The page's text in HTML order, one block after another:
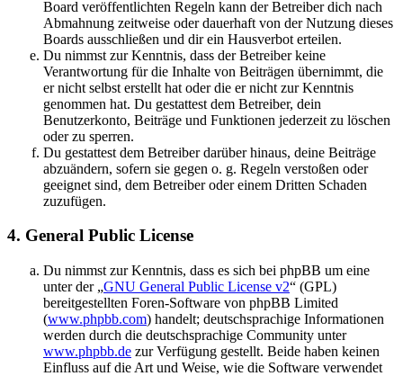
Board veröffentlichten Regeln kann der Betreiber dich nach
Abmahnung zeitweise oder dauerhaft von der Nutzung dieses
Boards ausschließen und dir ein Hausverbot erteilen.
Du nimmst zur Kenntnis, dass der Betreiber keine
Verantwortung für die Inhalte von Beiträgen übernimmt, die
er nicht selbst erstellt hat oder die er nicht zur Kenntnis
genommen hat. Du gestattest dem Betreiber, dein
Benutzerkonto, Beiträge und Funktionen jederzeit zu löschen
oder zu sperren.
Du gestattest dem Betreiber darüber hinaus, deine Beiträge
abzuändern, sofern sie gegen o. g. Regeln verstoßen oder
geeignet sind, dem Betreiber oder einem Dritten Schaden
zuzufügen.
4. General Public License
Du nimmst zur Kenntnis, dass es sich bei phpBB um eine
unter der „GNU General Public License v2“ (GPL)
bereitgestellten Foren-Software von phpBB Limited
(www.phpbb.com) handelt; deutschsprachige Informationen
werden durch die deutschsprachige Community unter
www.phpbb.de zur Verfügung gestellt. Beide haben keinen
Einfluss auf die Art und Weise, wie die Software verwendet